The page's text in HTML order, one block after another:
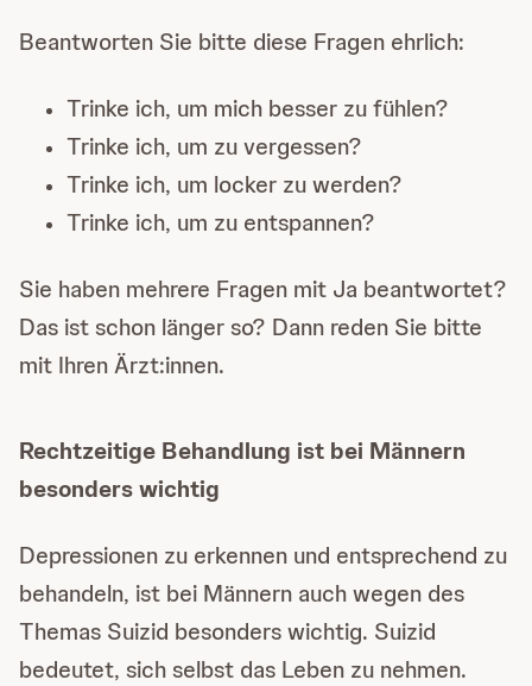
Beantworten Sie bitte diese Fragen ehrlich:
Trinke ich, um mich besser zu fühlen?
Trinke ich, um zu vergessen?
Trinke ich, um locker zu werden?
Trinke ich, um zu entspannen?
Sie haben mehrere Fragen mit Ja beantwortet?
Das ist schon länger so? Dann reden Sie bitte
mit Ihren Ärzt:innen.
Rechtzeitige Behandlung ist bei Männern
besonders wichtig
Depressionen zu erkennen und entsprechend zu
behandeln, ist bei Männern auch wegen des
Themas Suizid besonders wichtig. Suizid
bedeutet, sich selbst das Leben zu nehmen.